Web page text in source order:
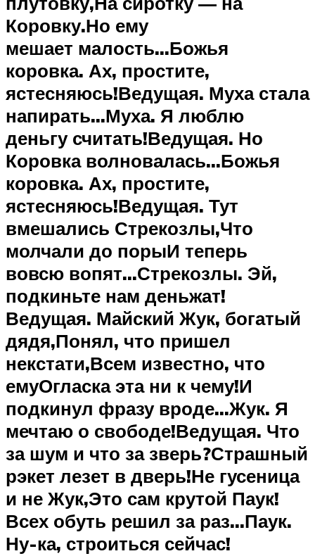
Коровку.Но ему
мешает малость…Божья
коровка. Ах, простите,
ястесняюсь!Ведущая. Муха стала
напирать…Муха. Я люблю
деньгу считать!Ведущая. Но
Коровка волновалась…Божья
коровка. Ах, простите,
ястесняюсь!Ведущая. Тут
вмешались Стрекозлы,Что
молчали до порыИ теперь
вовсю вопят…Стрекозлы. Эй,
подкиньте нам деньжат!
Ведущая. Майский Жук, богатый
дядя,Понял, что пришел
некстати,Всем известно, что
емуОгласка эта ни к чему!И
подкинул фразу вроде…Жук. Я
мечтаю о свободе!Ведущая. Что
за шум и что за зверь?Страшный
рэкет лезет в дверь!Не гусеница
и не Жук,Это сам крутой Паук!
Всех обуть решил за раз…Паук.
Ну-ка, строиться сейчас!